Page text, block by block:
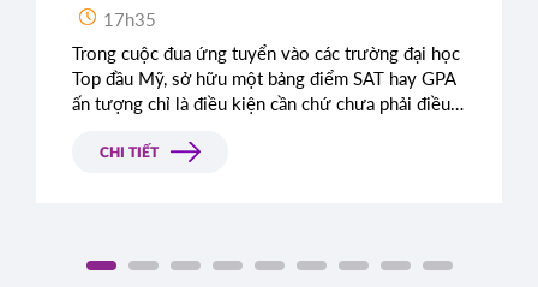
17h35
Trong cuộc đua ứng tuyển vào các trường đại học
Top đầu Mỹ, sở hữu một bảng điểm SAT hay GPA
ấn tượng chỉ là điều kiện cần chứ chưa phải điều
như tuyệt đối vẫn bị từ chối chỉ vì bài luận thiếu
CHI TIẾT